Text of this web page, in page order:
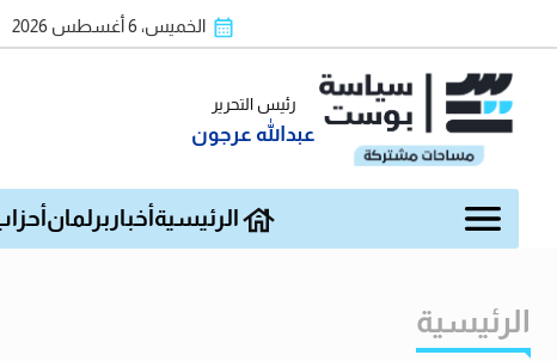
الخميس، 6 أغسطس 2026
رئيس التحرير
عبدالله عرجون
الرئيسية أخبار برلمان
الرئيسية